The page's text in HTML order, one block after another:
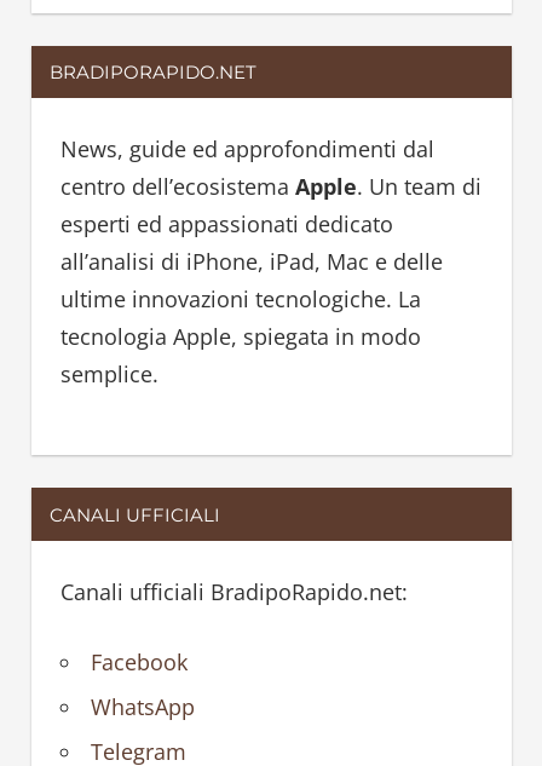
a
r
c
e
a
BRADIPORAPIDO.NET
News, guide ed approfondimenti dal
centro dell’ecosistema Apple. Un team di
esperti ed appassionati dedicato
all’analisi di iPhone, iPad, Mac e delle
ultime innovazioni tecnologiche. La
tecnologia Apple, spiegata in modo
semplice.
CANALI UFFICIALI
Canali ufficiali BradipoRapido.net:
Facebook
WhatsApp
Telegram